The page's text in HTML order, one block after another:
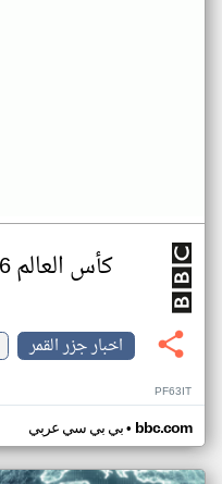
كأس العالم 2026
اخبار جزر القمر
PF63IT
بي بي سي عربي• bbc.com